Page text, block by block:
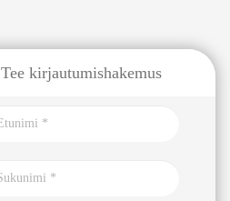
Tee kirjautumishakemus